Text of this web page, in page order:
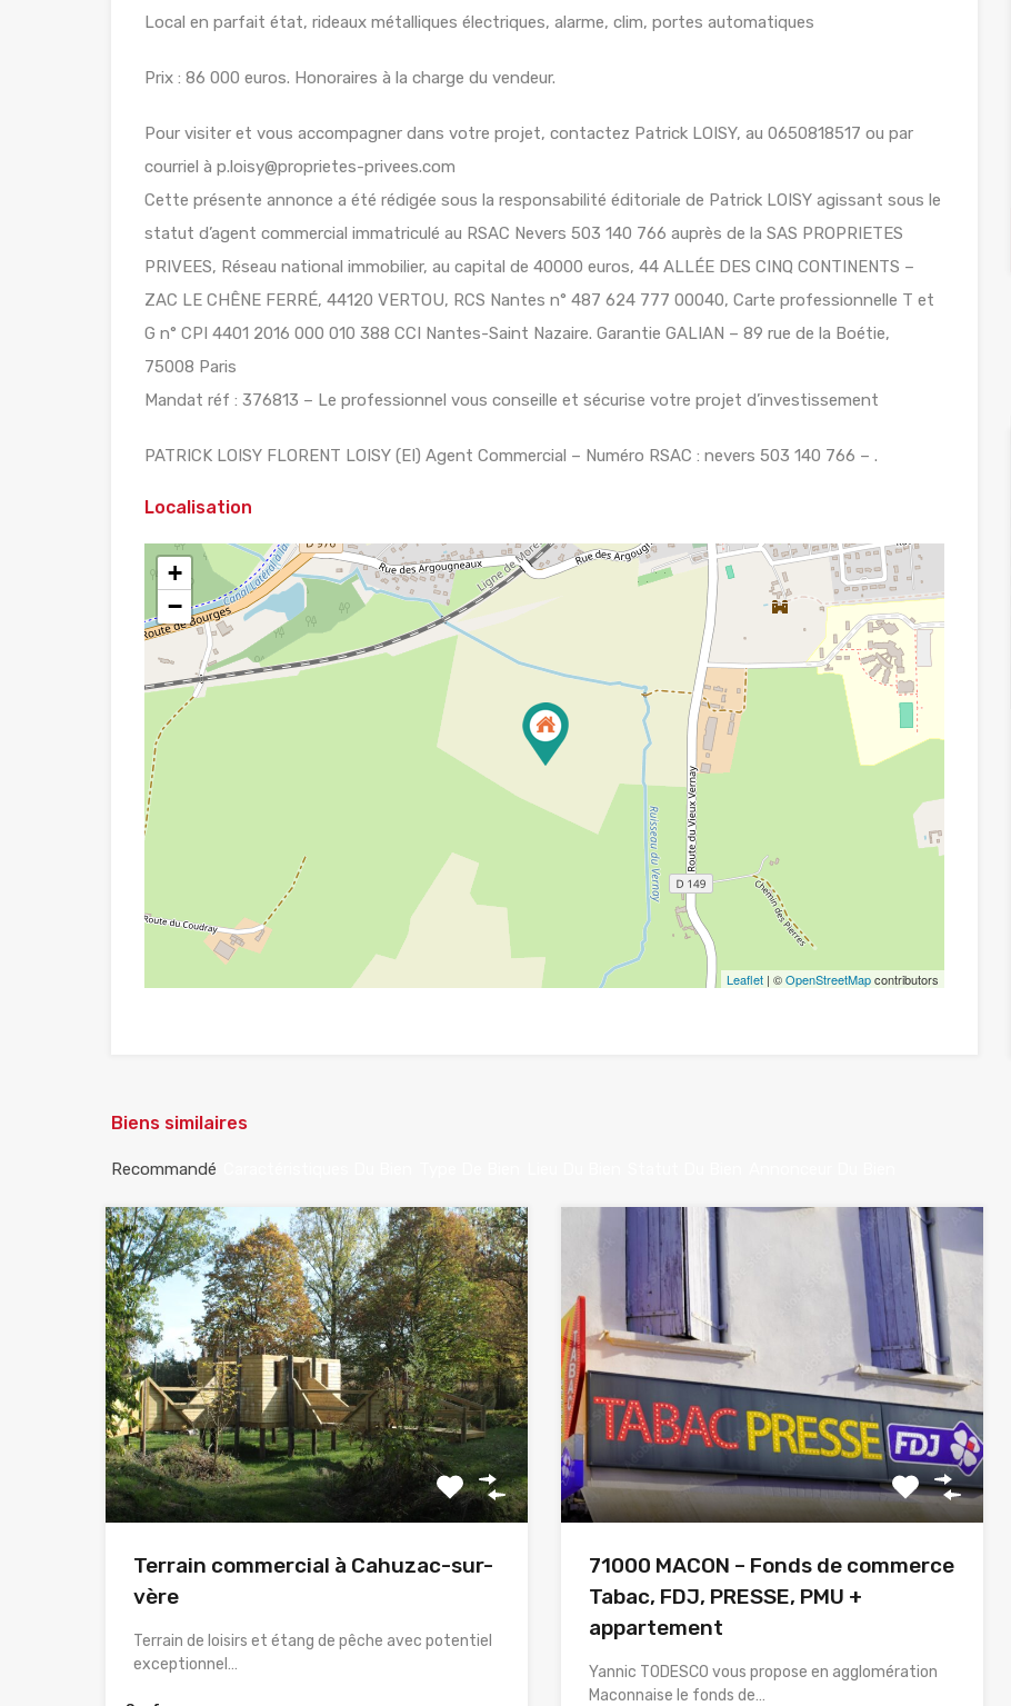
Local en parfait état, rideaux métalliques électriques, alarme, clim, portes automatiques
Prix : 86 000 euros. Honoraires à la charge du vendeur.
Pour visiter et vous accompagner dans votre projet, contactez Patrick LOISY, au 0650818517 ou par
courriel à p.loisy@proprietes-privees.com
Cette présente annonce a été rédigée sous la responsabilité éditoriale de Patrick LOISY agissant sous le
statut d’agent commercial immatriculé au RSAC Nevers 503 140 766 auprès de la SAS PROPRIETES
PRIVEES, Réseau national immobilier, au capital de 40000 euros, 44 ALLÉE DES CINQ CONTINENTS –
ZAC LE CHÊNE FERRÉ, 44120 VERTOU, RCS Nantes n° 487 624 777 00040, Carte professionnelle T et
G n° CPI 4401 2016 000 010 388 CCI Nantes-Saint Nazaire. Garantie GALIAN – 89 rue de la Boétie,
75008 Paris
Mandat réf : 376813 – Le professionnel vous conseille et sécurise votre projet d’investissement
PATRICK LOISY FLORENT LOISY (EI) Agent Commercial – Numéro RSAC : nevers 503 140 766 – .
Localisation
+
−
Leaflet| ©OpenStreetMapcontributors
Biens similaires
Recommandé
Terrain commercial à Cahuzac-sur-
vère
Terrain de loisirs et étang de pêche avec potentiel
exceptionnel…
71000 MACON – Fonds de commerce
Tabac, FDJ, PRESSE, PMU +
appartement
Yannic TODESCO vous propose en agglomération
Maconnaise le fonds de…